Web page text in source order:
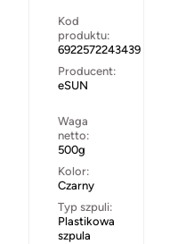
Kod
produktu:
6922572243439
Producent:
eSUN
Waga
netto:
500g
Kolor:
Czarny
Typ szpuli:
Plastikowa
szpula